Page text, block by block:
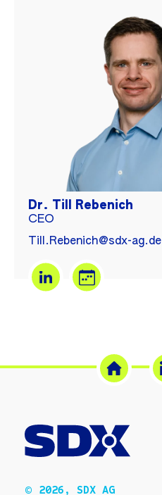
Dr. Till Rebenich
CEO
Till.Rebenich@sdx-ag.de
© 2026, SDX AG